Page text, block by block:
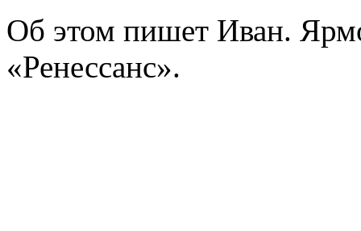
Об этом пишет Иван.
«Ренессанс».